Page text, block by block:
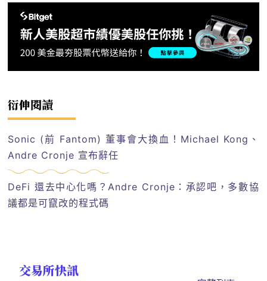
衍伸閱讀
Sonic (前 Fantom) 董事會大換血！Michael Kong、
Andre Cronje 宣布辭任
DeFi 還去中心化嗎？Andre Cronje：承認吧，多數協
議都是可竄改的程式碼
交易所快訊